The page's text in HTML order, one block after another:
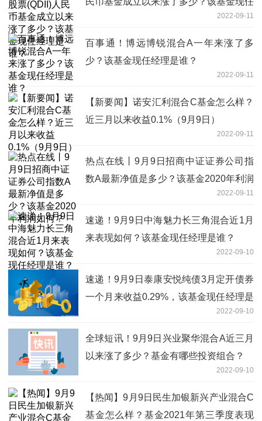
2022-09-11
百事通！博远博锐混合A一年来涨了多
少？该基金现任经理是谁？
2022-09-11
【新要闻】诺安汇利混合C基金怎么样？
近三月以来收益0.1%（9月9日）
2022-09-11
热点在线丨9月9日招商中证证券公司指
数A最新净值是多少？该基金2020年利润
2022-09-11
速递！9月9日中海魅力长三角混合近1月
来表现如何？该基金现任经理是谁？
2022-09-10
速递！9月9日泰康安悦纯债3月定开债券
一个月来收益0.29%，该基金现任经理是
2022-09-10
全球短讯！9月9日兴业聚华混合A近三月
以来涨了多少？基金有哪些投资组合？
2022-09-10
【热闻】9月9日民生加银新兴产业混合C
基金怎么样？基金2021年第三季度表现